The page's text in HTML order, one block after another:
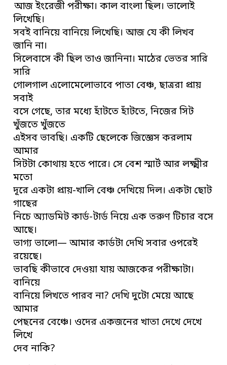
আজ ইংরেজী পরীক্ষা। কাল বাংলা ছিল। ভালোই
লিখেছি।
সবই বানিয়ে বানিয়ে লিখেছি। আজ যে কী লিখব
জানি না।
সিলেবাসে কী ছিল তাও জানিনা। মাঠের ভেতর সারি
সারি
গোলগাল এলোমেলোভাবে পাতা বেঞ্চ, ছাত্ররা প্রায়
সবাই
বসে গেছে, তার মধ্যে হাঁটতে হাঁটতে, নিজের সিট
খুঁজতে খুঁজতে
এইসব ভাবছি। একটি ছেলেকে জিজ্ঞেস করলাম
আমার
সিটটা কোথায় হতে পারে। সে বেশ স্মার্ট আর লক্ষ্মীর
মতো
দূরে একটা প্রায়-খালি বেঞ্চ দেখিয়ে দিল। একটা ছোট
গাছের
নিচে অ্যাডমিট কার্ড-টার্ড নিয়ে এক তরুণ টিচার বসে
আছে।
ভাগ্য ভালো— আমার কার্ডটা দেখি সবার ওপরেই
রয়েছে।
ভাবছি কীভাবে দেওয়া যায় আজকের পরীক্ষাটা।
বানিয়ে
বানিয়ে লিখতে পারব না? দেখি দুটো মেয়ে আছে
আমার
পেছনের বেঞ্চে। ওদের একজনের খাতা দেখে দেখে
লিখে
দেব নাকি?